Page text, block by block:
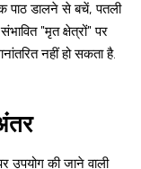
पाठ डालने से बचें, पतली
"मृत क्षेत्रों" पर
नहीं हो सकता है.
उपयोग की जाने वाली